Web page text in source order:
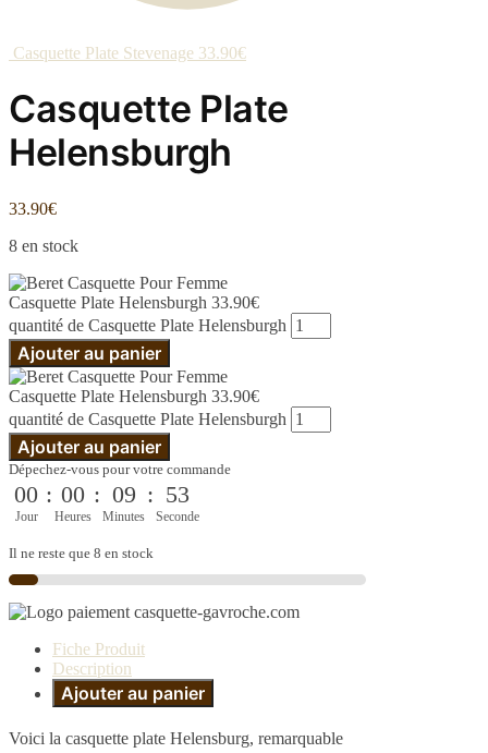
Casquette Plate Stevenage 33.90€
Casquette Plate
Helensburgh
33.90€
8 en stock
Casquette Plate Helensburgh 33.90€
quantité de Casquette Plate Helensburgh
Ajouter au panier
Casquette Plate Helensburgh 33.90€
quantité de Casquette Plate Helensburgh
Ajouter au panier
Dépechez-vous pour votre commande
00
Jour
: 00
Heures
: 09
Minutes
: 53
Seconde
Il ne reste que 8 en stock
Fiche Produit
Description
Ajouter au panier
Voici la casquette plate Helensburg, remarquable